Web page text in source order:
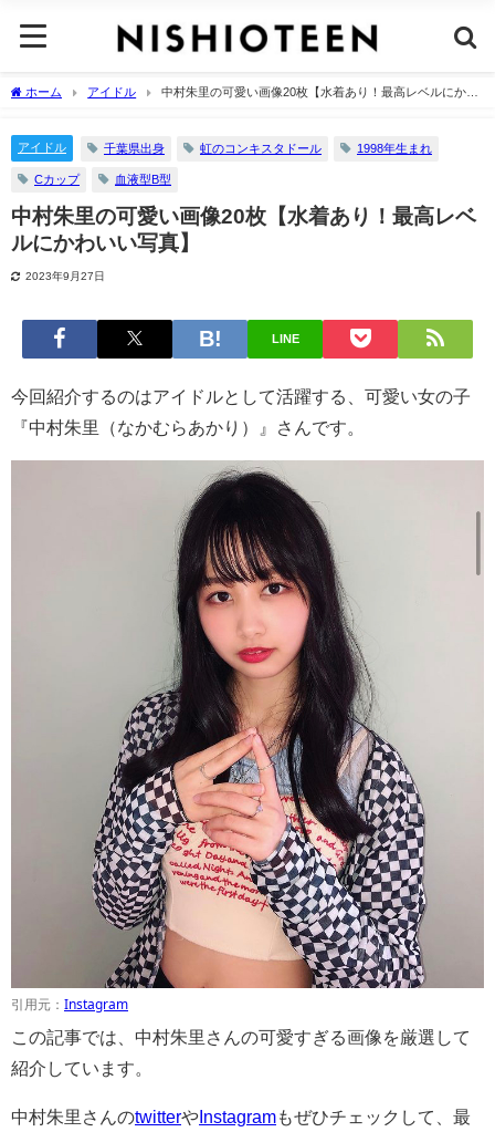
ホーム アイドル
中村朱里の可愛い画像20枚【水着あり！最高レベルにかわ
アイドル 千葉県出身 虹のコンキスタドール 1998年生まれ
Cカップ 血液型B型
中村朱里の可愛い画像20枚【水着あり！最高レベ
ルにかわいい写真】
2023年9月27日
LINE
今回紹介するのはアイドルとして活躍する、可愛い女の子
『中村朱里（なかむらあかり）』さんです。
引用元： Instagram
この記事では、中村朱里さんの可愛すぎる画像を厳選して
紹介しています。
中村朱里さんのtwitterや Instagramもぜひチェックして、最